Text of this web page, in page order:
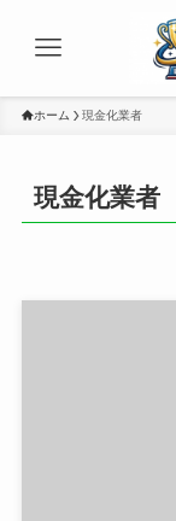
ホーム 現金化業者
現金化業者